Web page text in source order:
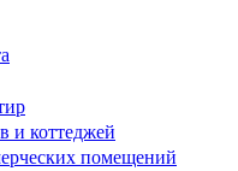
и коттеджей
помещений